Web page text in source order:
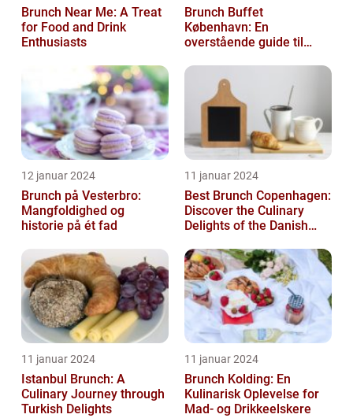
Brunch Near Me: A Treat
for Food and Drink
Enthusiasts
Brunch Buffet
København: En
overstående guide til
12 januar 2024
Brunch på Vesterbro:
Mangfoldighed og
historie på ét fad
11 januar 2024
Best Brunch Copenhagen:
Discover the Culinary
Delights of the Danish
11 januar 2024
Istanbul Brunch: A
Culinary Journey through
Turkish Delights
11 januar 2024
Brunch Kolding: En
Kulinarisk Oplevelse for
Mad- og Drikkeelskere